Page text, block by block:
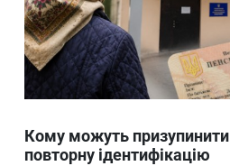
Лайфстайл
ТехноНаука
Людина
Ukraine
Кому можуть
повторну ідентифікацію